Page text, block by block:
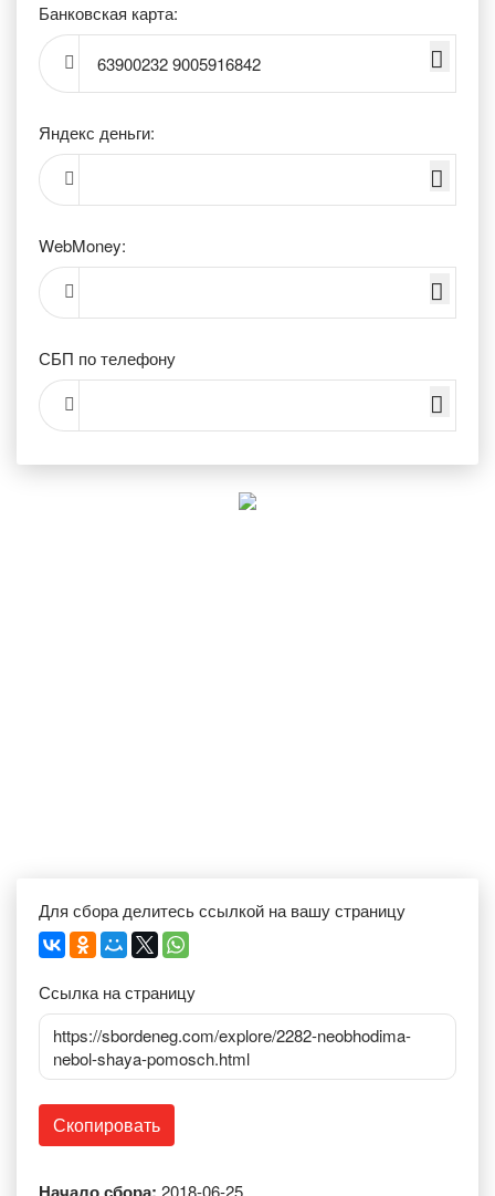
Банковская карта:
63900232 9005916842
Яндекс деньги:
WebMoney:
СБП по телефону
Для сбора делитесь ссылкой на вашу страницу
Ссылка на страницу
https://sbordeneg.com/explore/2282-neobhodima-
nebol-shaya-pomosch.html
Скопировать
2018-06-25